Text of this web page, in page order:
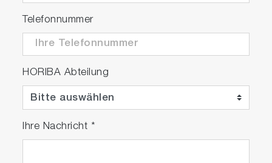
Telefonnummer
HORIBA Abteilung
Ihre Nachricht *